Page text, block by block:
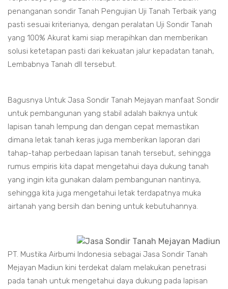
penanganan sondir Tanah Pengujian Uji Tanah Terbaik yang
pasti sesuai kriterianya, dengan peralatan Uji Sondir Tanah
yang 100% Akurat kami siap merapihkan dan memberikan
solusi ketetapan pasti dari kekuatan jalur kepadatan tanah,
Lembabnya Tanah dll tersebut.
Bagusnya Untuk Jasa Sondir Tanah Mejayan manfaat Sondir
untuk pembangunan yang stabil adalah baiknya untuk
lapisan tanah lempung dan dengan cepat memastikan
dimana letak tanah keras juga memberikan laporan dari
tahap-tahap perbedaan lapisan tanah tersebut, sehingga
rumus empiris kita dapat mengetahui daya dukung tanah
yang ingin kita gunakan dalam pembangunan nantinya,
sehingga kita juga mengetahui letak terdapatnya muka
airtanah yang bersih dan bening untuk kebutuhannya.
PT. Mustika Airbumi Indonesia sebagai Jasa Sondir Tanah
Mejayan Madiun kini terdekat dalam melakukan penetrasi
pada tanah untuk mengetahui daya dukung pada lapisan